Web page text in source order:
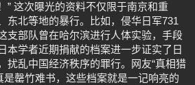
” 这次曝光的资料不仅限于南京和重
东北等地的暴行。比如，侵华日军731
支部队曾在哈尔滨进行人体实验，手段
本学者近期捐献的档案进一步证实了日
扰乱中国经济秩序的罪行。网友“真相猎
是罄竹难书，这些档案就是一记响亮的